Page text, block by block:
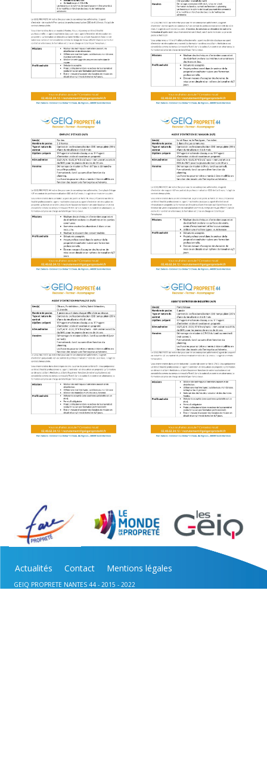
Actualités Contact Mentions légales
GEIQ PROPRETE NANTES 44 - 2015 - 2022